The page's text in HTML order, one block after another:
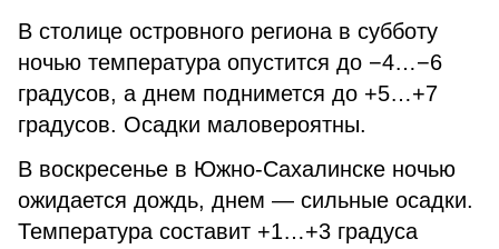
В столице островного региона в субботу
ночью температура опустится до −4…−6
градусов, а днем поднимется до +5…+7
градусов. Осадки маловероятны.
В воскресенье в Южно-Сахалинске ночью
ожидается дождь, днем — сильные осадки.
Температура составит +1…+3 градуса